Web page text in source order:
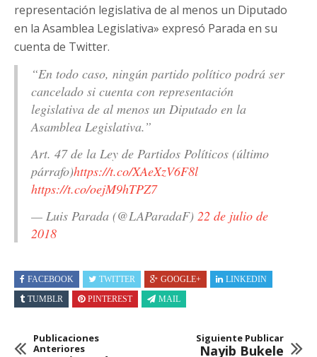
representación legislativa de al menos un Diputado
en la Asamblea Legislativa» expresó Parada en su
cuenta de Twitter.
“En todo caso, ningún partido político podrá ser
cancelado si cuenta con representación
legislativa de al menos un Diputado en la
Asamblea Legislativa.”
Art. 47 de la Ley de Partidos Políticos (último
párrafo)https://t.co/XAeXzV6F8l
https://t.co/oejM9hTPZ7
— Luis Parada (@LAParadaF) 22 de julio de
2018
FACEBOOK TWITTER GOOGLE+
LINKEDIN
TUMBLR
PINTEREST MAIL
Publicaciones
Anteriores
Siguiente Publicar
Nayib Bukele